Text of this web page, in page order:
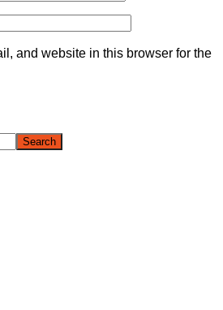
and website in this browser for the
Search